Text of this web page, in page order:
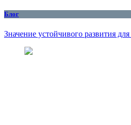
Блог
Значение устойчивого развития